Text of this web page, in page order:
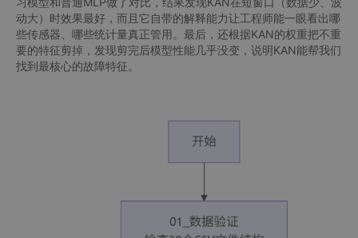
动大）时效果最好，而且它自带的解释能力让工程师能一眼看出哪
些传感器、哪些统计量真正管用。最后，还根据KAN的权重把不重
要的特征剪掉，发现剪完后模型性能几乎没变，说明KAN能帮我们
找到最核心的故障特征。